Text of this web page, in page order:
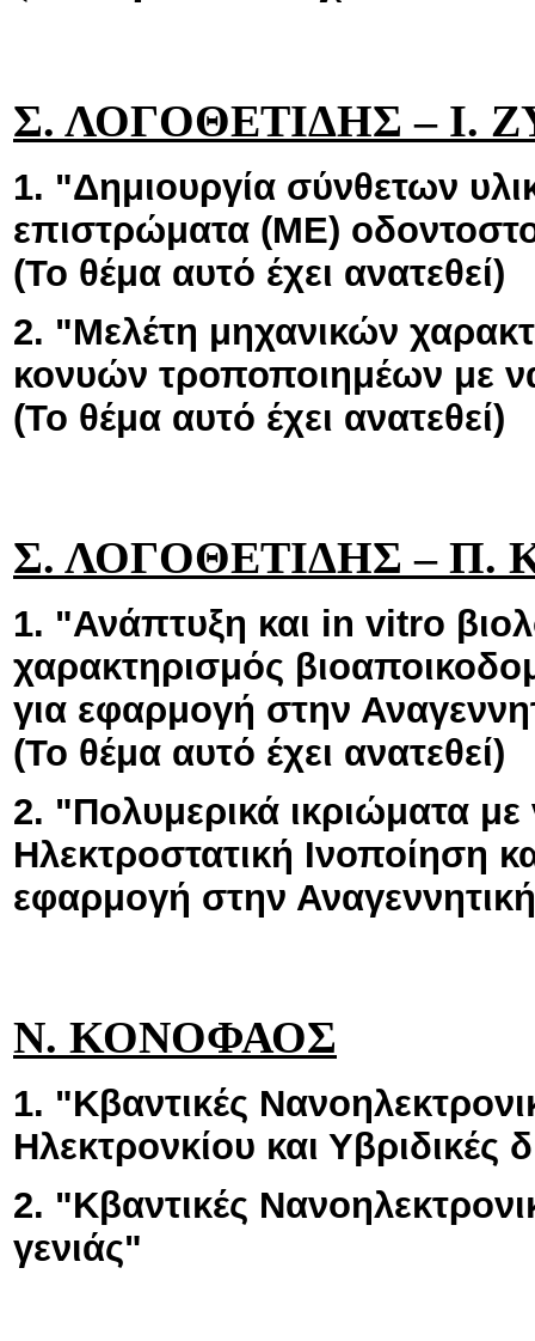
Σ. ΛΟΓΟΘΕΤΙΔΗΣ – Ι.
1. "Δημιουργία σύνθετων
επιστρώματα (ΜΕ)
(Το θέμα αυτό έχει ανατεθεί)
2. "Μελέτη μηχανικών
κονυών τροποποιημέων με
(Το θέμα αυτό έχει ανατεθεί)
Σ. ΛΟΓΟΘΕΤΙΔΗΣ – Π.
1. "Ανάπτυξη και in vitro
χαρακτηρισμός
για εφαρμογή στην
(Το θέμα αυτό έχει ανατεθεί)
2. "Πολυμερικά ικριώματα
Ηλεκτροστατική Ινοποίηση
εφαρμογή στην
Ν. ΚΟΝΟΦΑΟΣ
1. "Κβαντικές
Ηλεκτρονκίου και Υβριδικές
2. "Κβαντικές
γενιάς"